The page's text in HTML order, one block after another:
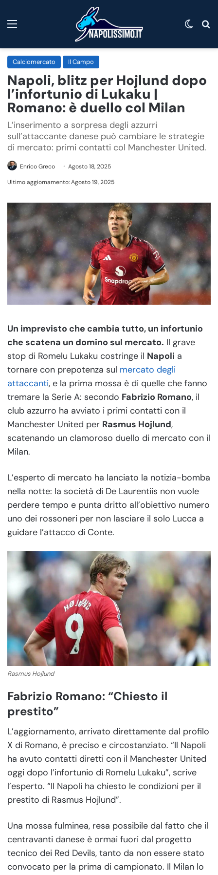
Calciomercato Il Campo
Napoli, blitz per Hojlund dopo
l’infortunio di Lukaku |
Romano: è duello col Milan
L’inserimento a sorpresa degli azzurri
sull’attaccante danese può cambiare le strategie
di mercato: primi contatti col Manchester United.
Enrico Greco
Agosto 18, 2025
Ultimo aggiornamento: Agosto 19, 2025
Un imprevisto che cambia tutto, un infortunio
che scatena un domino sul mercato. Il grave
stop di Romelu Lukaku costringe il Napoli a
tornare con prepotenza sul mercato degli
attaccanti, e la prima mossa è di quelle che fanno
tremare la Serie A: secondo Fabrizio Romano, il
club azzurro ha avviato i primi contatti con il
Manchester United per Rasmus Hojlund,
scatenando un clamoroso duello di mercato con il
Milan.
L’esperto di mercato ha lanciato la notizia-bomba
nella notte: la società di De Laurentiis non vuole
perdere tempo e punta dritto all’obiettivo numero
uno dei rossoneri per non lasciare il solo Lucca a
guidare l’attacco di Conte.
Rasmus Hojlund
Fabrizio Romano: “Chiesto il
prestito”
L’aggiornamento, arrivato direttamente dal profilo
X di Romano, è preciso e circostanziato. “Il Napoli
ha avuto contatti diretti con il Manchester United
oggi dopo l’infortunio di Romelu Lukaku”, scrive
l’esperto. “Il Napoli ha chiesto le condizioni per il
prestito di Rasmus Hojlund”.
Una mossa fulminea, resa possibile dal fatto che il
centravanti danese è ormai fuori dal progetto
tecnico dei Red Devils, tanto da non essere stato
convocato per la prima di campionato. Il Milan lo